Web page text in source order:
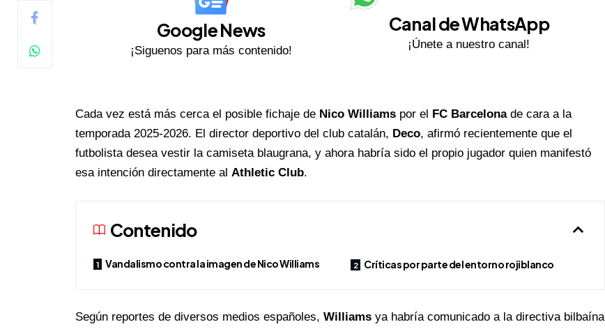
Google News
¡Siguenos para más contenido!
Canal de WhatsApp
¡Únete a nuestro canal!
Cada vez está más cerca el posible fichaje de Nico Williamspor el FC Barcelonade cara a la
temporada 2025-2026. El director deportivo del club catalán, Deco, afirmó recientemente que el
futbolista desea vestir la camiseta blaugrana, y ahora habría sido el propio jugador quien manifestó
esa intención directamente al Athletic Club.
Contenido
Vandalismo contra la imagen de Nico Williams Críticas por parte del entorno rojiblanco
Según reportes de diversos medios españoles, Williamsya habría comunicado a la directiva bilbaína